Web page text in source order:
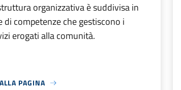
organizzativa è suddivisa in
di competenze che gestiscono i
erogati alla comunità.
PAGINA